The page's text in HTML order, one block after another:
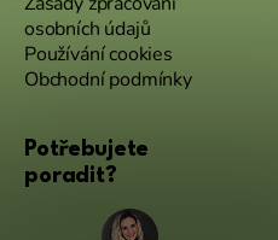
osobních údajů
Používání cookies
Obchodní podmínky
Potřebujete
poradit?